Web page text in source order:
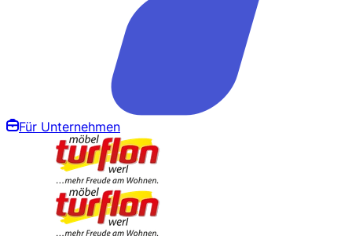
Für Unternehmen